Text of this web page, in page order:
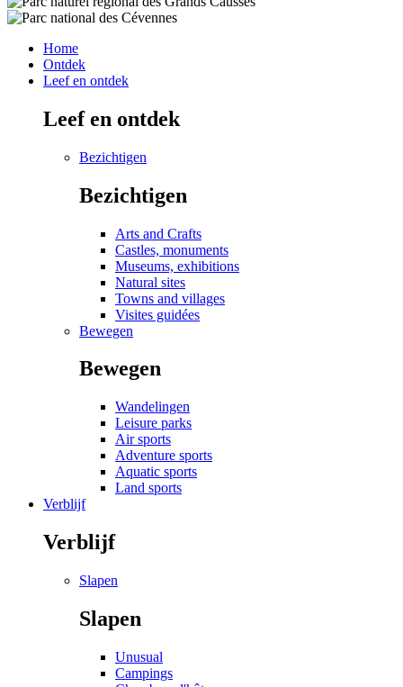
Home
Ontdek
Leef en ontdek
Leef en ontdek
Bezichtigen
Bezichtigen
Arts and Crafts
Castles, monuments
Museums, exhibitions
Natural sites
Towns and villages
Visites guidées
Bewegen
Bewegen
Wandelingen
Leisure parks
Air sports
Adventure sports
Aquatic sports
Land sports
Verblijf
Verblijf
Slapen
Slapen
Unusual
Campings